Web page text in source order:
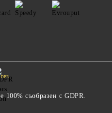
100% съобразен с GDPR.